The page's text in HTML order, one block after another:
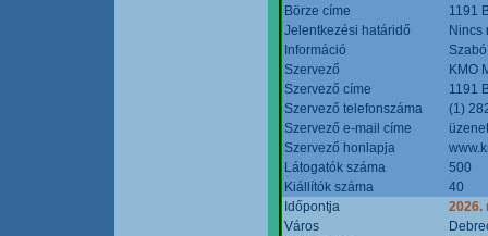
Börze címe
1191
Jelentkezési határidő
Nincs
Információ
Szervező
KMO
Szervező címe
1191
Szervező telefonszáma
(1)
Szervező e-mail címe
Szervező honlapja
Látogatók száma
500
Kiállítók száma
40
Időpontja
2026.
Város